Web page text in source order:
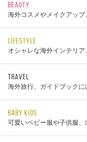
BEAUTY
海外コスメやメイクアッ
LIFESTYLE
オシャレな海外インテリ
TRAVEL
海外旅行、ガイドブック
BABY KIDS
可愛いベビー服や子供服